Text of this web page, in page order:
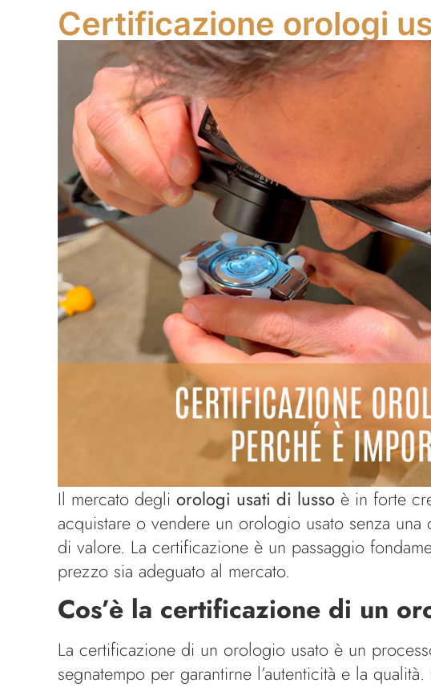
Certificazione orologi
Il mercato degli orologi usati di lusso è in forte
acquistare o vendere un orologio usato senza
di valore. La certificazione è un passaggio
prezzo sia adeguato al mercato.
Cos’è la certificazione di un
La certificazione di un orologio usato è un
segnatempo per garantirne l’autenticità e la